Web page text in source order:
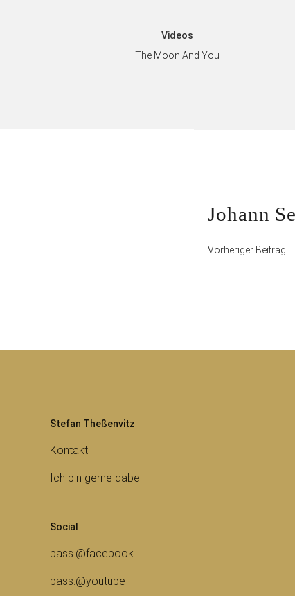
Videos
The Moon And You
Johann
Vorheriger Beitrag
Stefan Theßenvitz
Kontakt
Ich bin gerne dabei
Social
bass.@facebook
bass.@youtube